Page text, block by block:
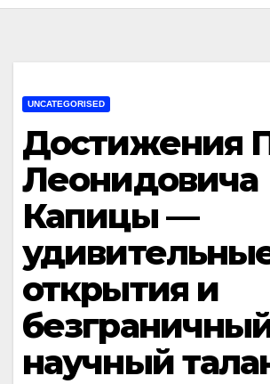
UNCATEGORISED
Достижения
Леонидовича
Капицы —
открытия и
научный